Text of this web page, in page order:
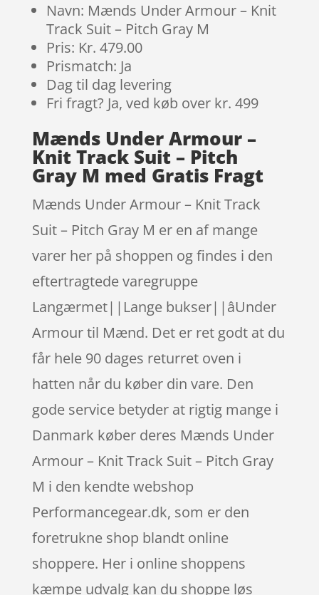
Navn: Mænds Under Armour – Knit
Track Suit – Pitch Gray M
Pris: Kr. 479.00
Prismatch: Ja
Dag til dag levering
Fri fragt? Ja, ved køb over kr. 499
Mænds Under Armour –
Knit Track Suit – Pitch
Gray M med Gratis Fragt
Mænds Under Armour – Knit Track
Suit – Pitch Gray M er en af mange
varer her på shoppen og findes i den
eftertragtede varegruppe
Langærmet||Lange bukser||âUnder
Armour til Mænd. Det er ret godt at du
får hele 90 dages returret oven i
hatten når du køber din vare. Den
gode service betyder at rigtig mange i
Danmark køber deres Mænds Under
Armour – Knit Track Suit – Pitch Gray
M i den kendte webshop
Performancegear.dk, som er den
foretrukne shop blandt online
shoppere. Her i online shoppens
kæmpe udvalg kan du shoppe løs